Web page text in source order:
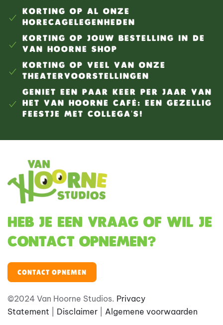
KORTING OP AL ONZE
HORECAGELEGENHEDEN
KORTING OP JOUW BESTELLING IN DE
VAN HOORNE SHOP
KORTING OP VEEL VAN ONZE
THEATERVOORSTELLINGEN
GENIET EEN PAAR KEER PER JAAR VAN
HET VAN HOORNE CAFÉ: EEN GEZELLIG
FEESTJE MET COLLEGA'S!
Heb je een vraag of wil je
contact opnemen?
CONTACT OPNEMEN
©2024 Van Hoorne Studios. Privacy
Statement
Disclaimer Algemene voorwaarden